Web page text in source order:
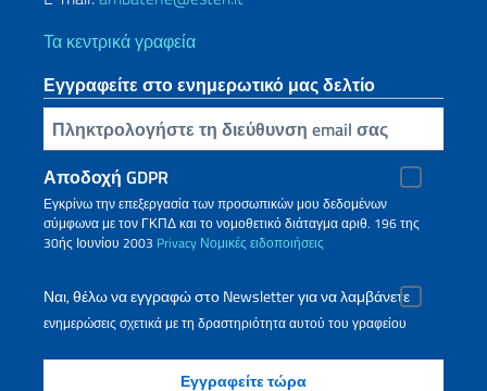
Τα κεντρικά γραφεία
Εγγραφείτε στο ενημερωτικό μας δελτίο
Πληκτρολογήστε τη διεύθυνση email σας
Αποδοχή GDPR
Εγκρίνω την επεξεργασία των προσωπικών μου δεδομένων
σύμφωνα με τον ΓΚΠΔ και το νομοθετικό διάταγμα αριθ. 196 της
30ής Ιουνίου 2003 Privacy Νομικές ειδοποιήσεις
Ναι, θέλω να εγγραφώ στο Newsletter για να λαμβάνετε
ενημερώσεις σχετικά με τη δραστηριότητα αυτού του γραφείου